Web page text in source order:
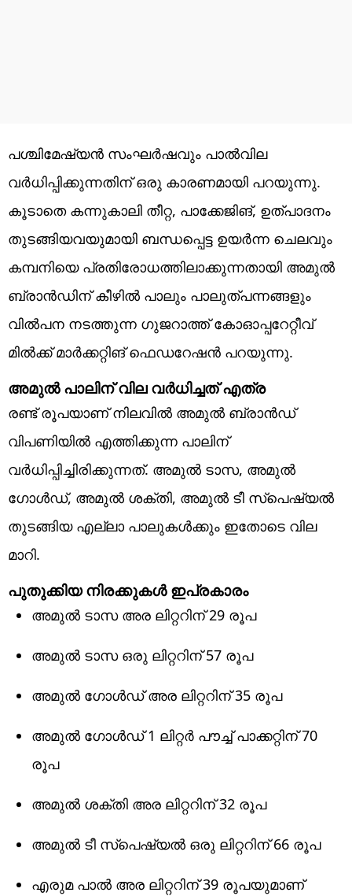
പശ്ചിമേഷ്യന്‍ സംഘര്‍ഷവും പാല്‍വില
വര്‍ധിപ്പിക്കുന്നതിന് ഒരു കാരണമായി പറയുന്നു.
കൂടാതെ കന്നുകാലി തീറ്റ, പാക്കേജിങ്, ഉത്പാദനം
തുടങ്ങിയവയുമായി ബന്ധപ്പെട്ട ഉയര്‍ന്ന ചെലവും
കമ്പനിയെ പ്രതിരോധത്തിലാക്കുന്നതായി അമുല്‍
ബ്രാന്‍ഡിന് കീഴില്‍ പാലും പാലുത്പന്നങ്ങളും
വില്‍പന നടത്തുന്ന ഗുജറാത്ത് കോഓപ്പറേറ്റീവ്
മില്‍ക്ക് മാര്‍ക്കറ്റിങ് ഫെഡറേഷന്‍ പറയുന്നു.
അമുല്‍ പാലിന് വില വര്‍ധിച്ചത് എത്ര
രണ്ട് രൂപയാണ് നിലവില്‍ അമുല്‍ ബ്രാന്‍ഡ്
വിപണിയില്‍ എത്തിക്കുന്ന പാലിന്
വര്‍ധിപ്പിച്ചിരിക്കുന്നത്. അമുല്‍ ടാസ, അമുല്‍
ഗോള്‍ഡ്, അമുല്‍ ശക്തി, അമുല്‍ ടീ സ്‌പെഷ്യല്‍
തുടങ്ങിയ എല്ലാ പാലുകള്‍ക്കും ഇതോടെ വില
മാറി.
പുതുക്കിയ നിരക്കുകള്‍ ഇപ്രകാരം
അമുല്‍ ടാസ അര ലിറ്ററിന് 29 രൂപ
അമുല്‍ ടാസ ഒരു ലിറ്ററിന് 57 രൂപ
അമുല്‍ ഗോള്‍ഡ് അര ലിറ്ററിന് 35 രൂപ
അമുല്‍ ഗോള്‍ഡ് 1 ലിറ്റര്‍ പൗച്ച് പാക്കറ്റിന് 70
രൂപ
അമുല്‍ ശക്തി അര ലിറ്ററിന് 32 രൂപ
അമുല്‍ ടീ സ്‌പെഷ്യല്‍ ഒരു ലിറ്ററിന് 66 രൂപ
എരുമ പാല്‍ അര ലിറ്ററിന് 39 രൂപയുമാണ്